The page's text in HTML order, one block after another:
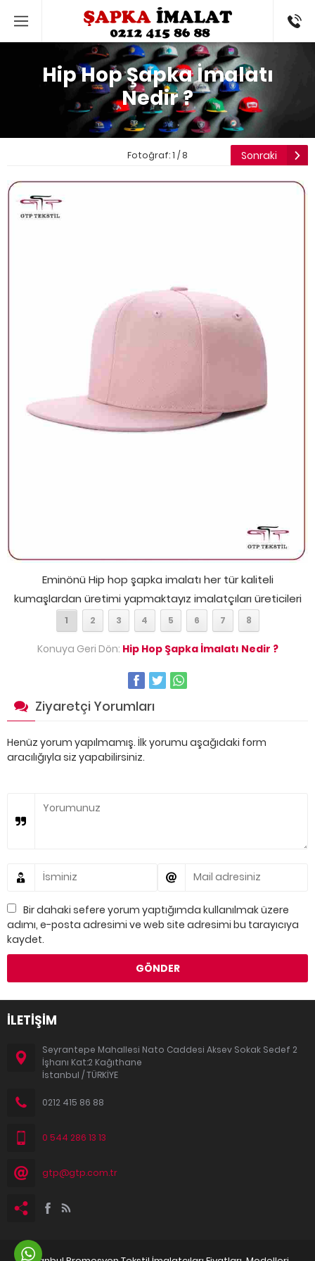
Hip Hop Şapka İmalatı
Nedir ?
Fotoğraf: 1 / 8 Sonraki
Eminönü Hip hop şapka imalatı her tür kaliteli
kumaşlardan üretimi yapmaktayız imalatçıları üreticileri
1 2 3 4 5 6 7 8
Konuya Geri Dön: Hip Hop Şapka İmalatı Nedir ?
Ziyaretçi Yorumları
Henüz yorum yapılmamış. İlk yorumu aşağıdaki form
aracılığıyla siz yapabilirsiniz.
Bir dahaki sefere yorum yaptığımda kullanılmak üzere
adımı, e-posta adresimi ve web site adresimi bu tarayıcıya
kaydet.
İLETİŞİM
Seyrantepe Mahallesi Nato Caddesi Aksev Sokak Sedef 2
İşhanı Kat:2 Kağıthane
İstanbul / TÜRKİYE
0212 415 86 88
0 544 286 13 13
gtp@gtp.com.tr